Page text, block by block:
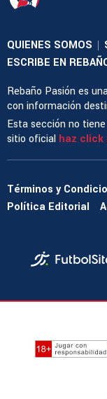
QUIENES SOMOS |
ESCRIBE EN
Rebaño Pasión es
con información
Esta sección no
sitio oficial haz click
Términos y
Política Editorial